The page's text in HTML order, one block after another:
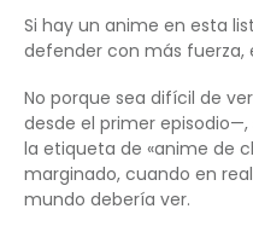
Si hay un anime en esta
defender con más fuerza,
No porque sea difícil de
desde el primer
la etiqueta de «anime de
marginado, cuando en
mundo debería ver.